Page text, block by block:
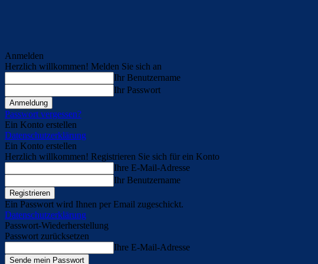
Anmelden
Herzlich willkommen! Melden Sie sich an
Ihr Benutzername
Ihr Passwort
Passwort vergessen?
Ein Konto erstellen
Datenschutzerklärung
Ein Konto erstellen
Herzlich willkommen! Registrieren Sie sich für ein Konto
Ihre E-Mail-Adresse
Ihr Benutzername
Ein Passwort wird Ihnen per Email zugeschickt.
Datenschutzerklärung
Passwort-Wiederherstellung
Passwort zurücksetzen
Ihre E-Mail-Adresse